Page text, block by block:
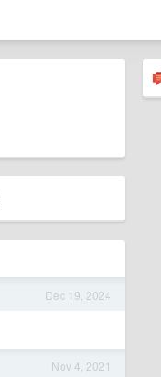
Dec 19, 2024
Nov 4, 2021